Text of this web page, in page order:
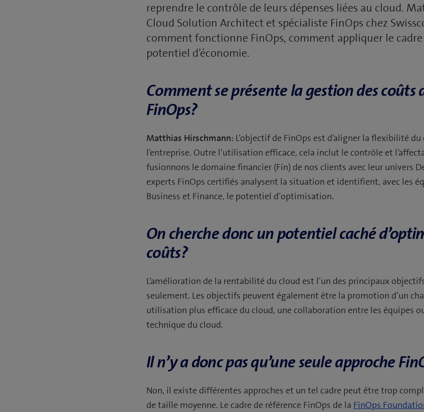
reprendre le contrôle de leurs dépenses liées au cloud.
Cloud Solution Architect et spécialiste FinOps chez
comment fonctionne FinOps, comment appliquer le
potentiel d’économie.
Comment se présente la gestion des coûts
FinOps?
Matthias Hirschmann: L’objectif de FinOps est d’aligner la flexibilité
l’entreprise. Outre l’utilisation efficace, cela inclut le contrôle et
fusionnons le domaine financier (Fin) de nos clients avec leur univers
experts FinOps certifiés analysent la situation et identifient, avec les
Business et Finance, le potentiel d’optimisation.
On cherche donc un potentiel caché
coûts?
L’amélioration de la rentabilité du cloud est l’un des principaux
seulement. Les objectifs peuvent également être la promotion d’un
utilisation plus efficace du cloud, une collaboration entre les équipes
technique du cloud.
Il n’y a donc pas qu’une seule approche
Non, il existe différentes approches et un tel cadre peut être trop
de taille moyenne. Le cadre de référence FinOps de la FinOps